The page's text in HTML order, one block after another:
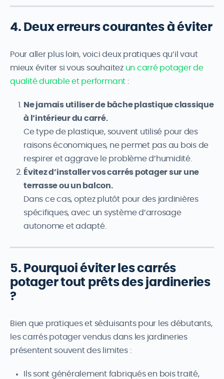
4. Deux erreurs courantes à éviter
Pour aller plus loin, voici deux pratiques qu’il vaut
mieux éviter si vous souhaitez un carré potager de
qualité durable et performant :
Ne jamais utiliser de bâche plastique classique
à l’intérieur du carré.
Ce type de plastique, souvent utilisé pour des
raisons économiques, ne permet pas au bois de
respirer et aggrave le problème d’humidité.
Évitez d’installer vos carrés potager sur une
terrasse ou un balcon.
Dans ce cas, optez plutôt pour des jardinières
spécifiques, avec un système d’arrosage
autonome et adapté.
5. Pourquoi éviter les carrés
potager tout prêts des jardineries
?
Bien que pratiques et séduisants pour les débutants,
les carrés potager vendus dans les jardineries
présentent souvent des limites :
Ils sont généralement fabriqués en bois traité,